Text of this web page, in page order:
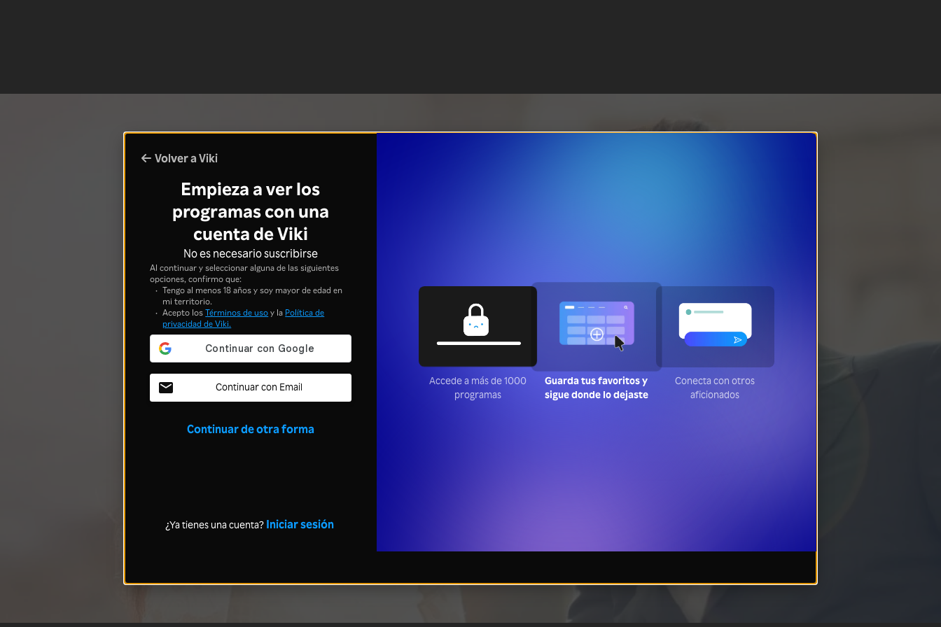
Volver a Viki
Empieza a ver los
programas con una
cuenta de Viki
No es necesario suscribirse
Al continuar y seleccionar alguna de las siguientes
opciones, confirmo que:
Tengo al menos 18 años y soy mayor de edad en
mi territorio.
Acepto losTérminos de usoy la Política de
privacidad de Viki.
Continuar con Email
Continuar de otra forma
¿Ya tienes una cuenta? Iniciar sesión
Accede a más de 1000
programas
Guarda tus favoritos y
sigue donde lo dejaste
Conecta con otros
aficionados